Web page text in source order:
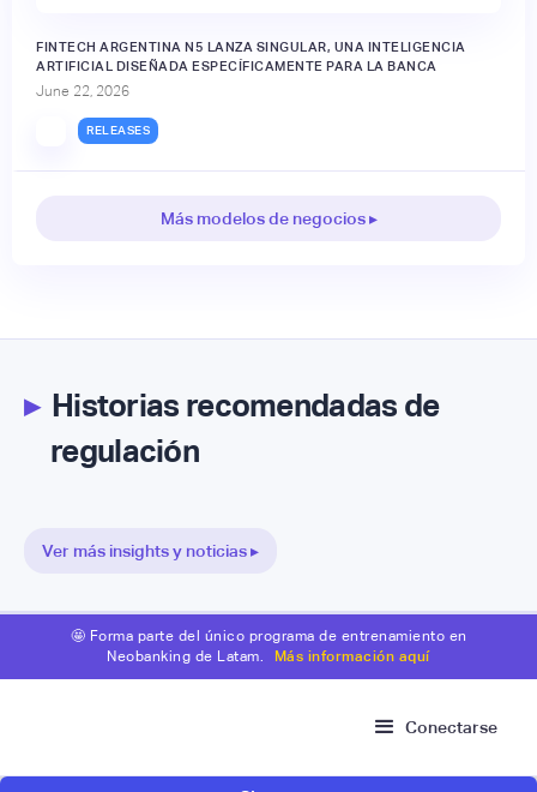
FINTECH ARGENTINA N5 LANZA SINGULAR, UNA INTELIGENCIA
ARTIFICIAL DISEÑADA ESPECÍFICAMENTE PARA LA BANCA
June 22, 2026
RELEASES
Más modelos de negocios ▸
▸Historias recomendadas de
regulación
Ver más insights y noticias ▸
🤩 Forma parte del único programa de entrenamiento en
Neobanking de Latam.
Más información aquí
Conectarse